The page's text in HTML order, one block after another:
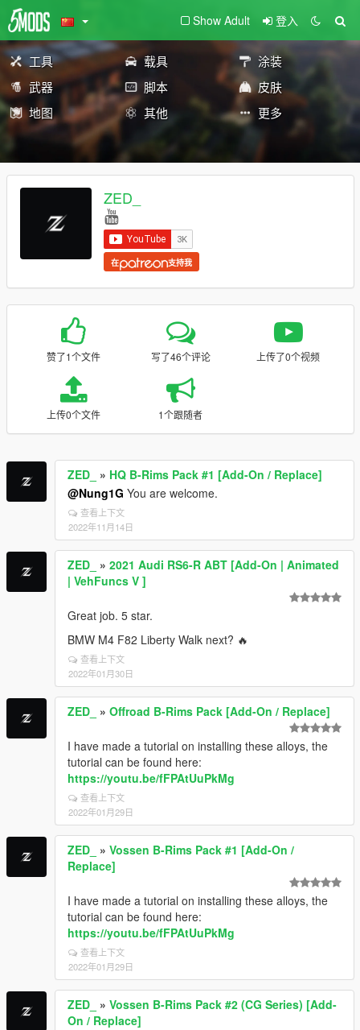
Show Adult 登入
工具 载具
涂装
武器
脚本
皮肤
地图
其他 更多
ZED_
在 支持我
赞了1个文件 写了46个评论 上传了0个视频
上传0个文件 1个跟随者
ZED_ » HQ B-Rims Pack #1 [Add-On / Replace]
@Nung1G You are welcome.
查看上下文
2022年11月14日
ZED_ » 2021 Audi RS6-R ABT [Add-On | Animated
| VehFuncs V ]
Great job. 5 star.
BMW M4 F82 Liberty Walk next? 🔥
查看上下文
2022年01月30日
ZED_ » Offroad B-Rims Pack [Add-On / Replace]
I have made a tutorial on installing these alloys, the
tutorial can be found here:
https://youtu.be/fFPAtUuPkMg
查看上下文
2022年01月29日
ZED_ » Vossen B-Rims Pack #1 [Add-On /
Replace]
I have made a tutorial on installing these alloys, the
tutorial can be found here:
https://youtu.be/fFPAtUuPkMg
查看上下文
2022年01月29日
ZED_ » Vossen B-Rims Pack #2 (CG Series) [Add-
On / Replace]